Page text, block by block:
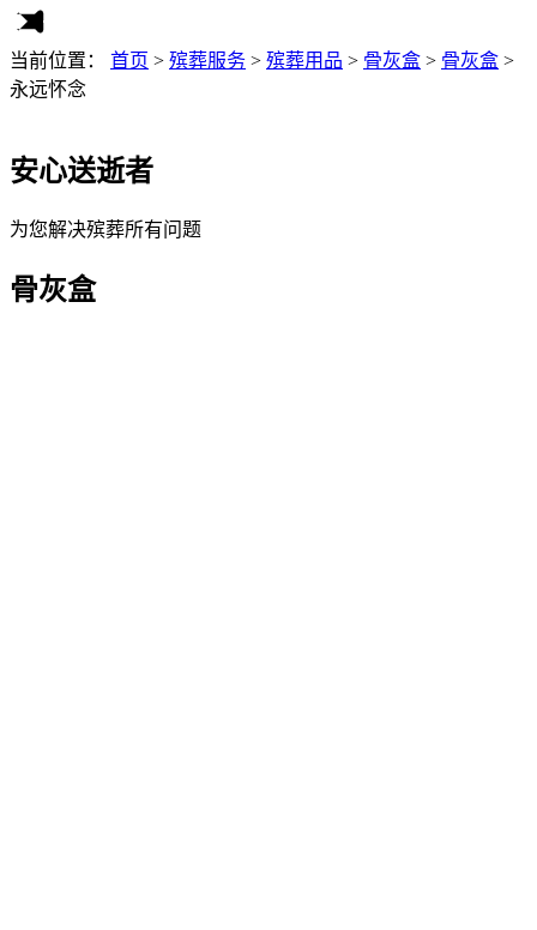
当前位置： 首页 > 殡葬服务 > 殡葬用品 > 骨灰盒 > 骨灰盒 >
永远怀念
安心送逝者
为您解决殡葬所有问题
骨灰盒